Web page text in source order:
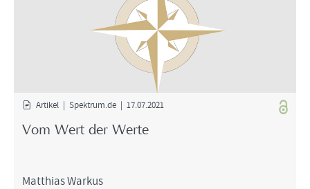
Ar­ti­kel | Spek­trum.de | 17.07.2021
Vom Wert der Werte
Mat­thi­as War­kus